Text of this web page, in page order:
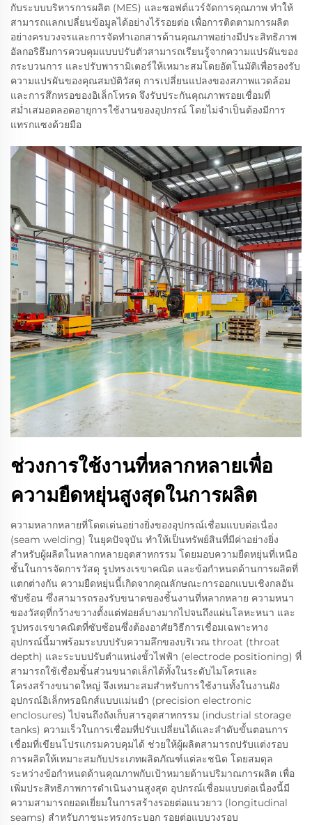
กับระบบบริหารการผลิต (MES) และซอฟต์แวร์จัดการคุณภาพ ทำให้
สามารถแลกเปลี่ยนข้อมูลได้อย่างไร้รอยต่อ เพื่อการติดตามการผลิต
อย่างครบวงจรและการจัดทำเอกสารด้านคุณภาพอย่างมีประสิทธิภาพ
อัลกอริธึมการควบคุมแบบปรับตัวสามารถเรียนรู้จากความแปรผันของ
กระบวนการ และปรับพารามิเตอร์ให้เหมาะสมโดยอัตโนมัติเพื่อรองรับ
ความแปรผันของคุณสมบัติวัสดุ การเปลี่ยนแปลงของสภาพแวดล้อม
และการสึกหรอของอิเล็กโทรด จึงรับประกันคุณภาพรอยเชื่อมที่
สม่ำเสมอตลอดอายุการใช้งานของอุปกรณ์ โดยไม่จำเป็นต้องมีการ
แทรกแซงด้วยมือ
ช่วงการใช้งานที่หลากหลายเพื่อ
ความยืดหยุ่นสูงสุดในการผลิต
ความหลากหลายที่โดดเด่นอย่างยิ่งของอุปกรณ์เชื่อมแบบต่อเนื่อง
(seam welding) ในยุคปัจจุบัน ทำให้เป็นทรัพย์สินที่มีค่าอย่างยิ่ง
สำหรับผู้ผลิตในหลากหลายอุตสาหกรรม โดยมอบความยืดหยุ่นที่เหนือ
ชั้นในการจัดการวัสดุ รูปทรงเรขาคณิต และข้อกำหนดด้านการผลิตที่
แตกต่างกัน ความยืดหยุ่นนี้เกิดจากคุณลักษณะการออกแบบเชิงกลอัน
ซับซ้อน ซึ่งสามารถรองรับขนาดของชิ้นงานที่หลากหลาย ความหนา
ของวัสดุที่กว้างขวางตั้งแต่ฟอยล์บางมากไปจนถึงแผ่นโลหะหนา และ
รูปทรงเรขาคณิตที่ซับซ้อนซึ่งต้องอาศัยวิธีการเชื่อมเฉพาะทาง
อุปกรณ์นี้มาพร้อมระบบปรับความลึกของบริเวณ throat (throat
depth) และระบบปรับตำแหน่งขั้วไฟฟ้า (electrode positioning) ที่
สามารถใช้เชื่อมชิ้นส่วนขนาดเล็กได้ทั้งในระดับไมโครและ
โครงสร้างขนาดใหญ่ จึงเหมาะสมสำหรับการใช้งานทั้งในงานฝัง
อุปกรณ์อิเล็กทรอนิกส์แบบแม่นยำ (precision electronic
enclosures) ไปจนถึงถังเก็บสารอุตสาหกรรม (industrial storage
tanks) ความเร็วในการเชื่อมที่ปรับเปลี่ยนได้และลำดับขั้นตอนการ
เชื่อมที่เขียนโปรแกรมควบคุมได้ ช่วยให้ผู้ผลิตสามารถปรับแต่งรอบ
การผลิตให้เหมาะสมกับประเภทผลิตภัณฑ์แต่ละชนิด โดยสมดุล
ระหว่างข้อกำหนดด้านคุณภาพกับเป้าหมายด้านปริมาณการผลิต เพื่อ
เพิ่มประสิทธิภาพการดำเนินงานสูงสุด อุปกรณ์เชื่อมแบบต่อเนื่องนี้มี
ความสามารถยอดเยี่ยมในการสร้างรอยต่อแนวยาว (longitudinal
seams) สำหรับภาชนะทรงกระบอก รอยต่อแบบวงรอบ